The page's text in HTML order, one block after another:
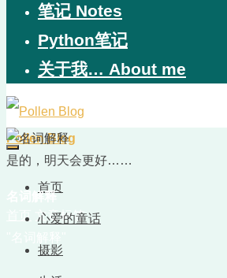
笔记 Notes
Python笔记
关于我… About me
Pollen Blog
是的，明天会更好……
首页
心爱的童话
摄影
名词解释
首页
文章标签